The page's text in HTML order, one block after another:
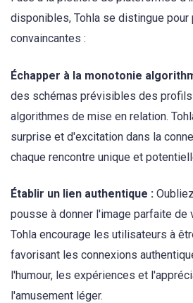
disponibles, Tohla se distingue
convaincantes :
Échapper à la monotonie
des schémas prévisibles des
algorithmes de mise en relation.
surprise et d'excitation dans la
chaque rencontre unique et
Établir un lien authentique :
pousse à donner l'image parfaite de
Tohla encourage les utilisateurs à
favorisant les connexions
l'humour, les expériences et
l'amusement léger.